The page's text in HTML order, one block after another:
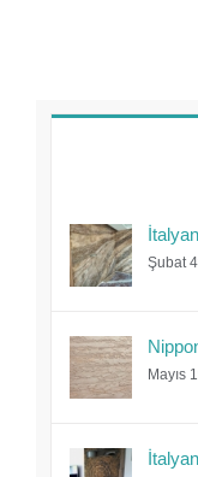
Şubat
Mayıs